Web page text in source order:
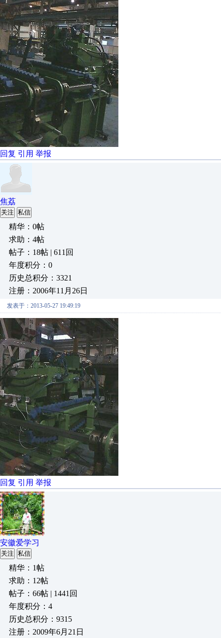
回复 引用 举报
焦荔
关注 私信
精华：0帖
求助：4帖
帖子：18帖 | 611回
年度积分：0
历史总积分：3321
注册：2006年11月26日
发表于：2013-05-27 19:49:19
回复 引用 举报
安徽爱学习
关注 私信
精华：1帖
求助：12帖
帖子：66帖 | 1441回
年度积分：4
历史总积分：9315
注册：2009年6月21日